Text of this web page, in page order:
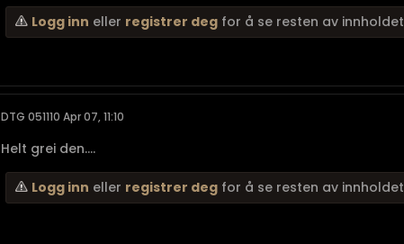
Logg inn eller registrer deg for å se resten av innholdet
DTG 051110 Apr 07, 11:10
Helt grei den....
Logg inn eller registrer deg for å se resten av innholdet